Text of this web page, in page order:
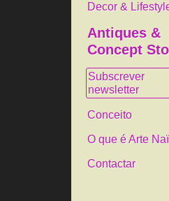
Decor &
Antiques &
Concept
Subscrever
newsletter
Conceito
O que é Arte
Contactar